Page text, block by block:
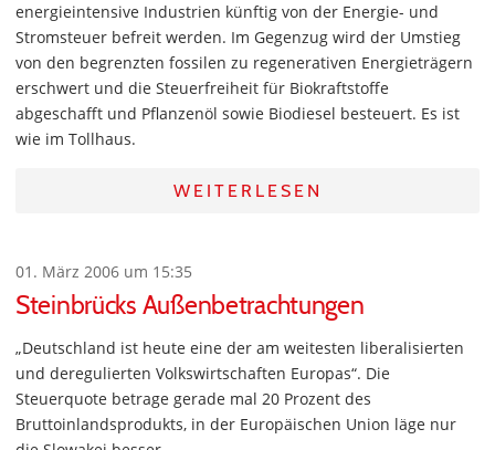
energieintensive Industrien künftig von der Energie- und
Stromsteuer befreit werden. Im Gegenzug wird der Umstieg
von den begrenzten fossilen zu regenerativen Energieträgern
erschwert und die Steuerfreiheit für Biokraftstoffe
abgeschafft und Pflanzenöl sowie Biodiesel besteuert. Es ist
wie im Tollhaus.
WEITERLESEN
01. März 2006 um 15:35
Steinbrücks Außenbetrachtungen
„Deutschland ist heute eine der am weitesten liberalisierten
und deregulierten Volkswirtschaften Europas“. Die
Steuerquote betrage gerade mal 20 Prozent des
Bruttoinlandsprodukts, in der Europäischen Union läge nur